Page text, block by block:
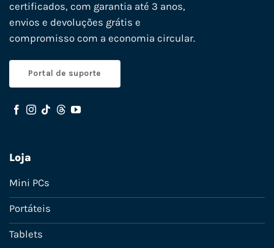
certificados, com garantia até 3 anos,
envios e devoluções grátis e
compromisso com a economia circular.
Portal de suporte
Loja
Mini PCs
Portáteis
Tablets